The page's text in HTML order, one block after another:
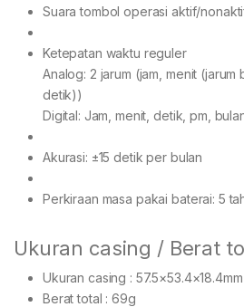
Suara tombol operasi aktif/
Ketepatan waktu reguler
Analog: 2 jarum (jam, menit
detik))
Digital: Jam, menit, detik, pm,
Akurasi: ±15 detik per bulan
Perkiraan masa pakai baterai: 5
Ukuran casing / Berat
Ukuran casing : 57.5×53.4×18.4mm
Berat total : 69g